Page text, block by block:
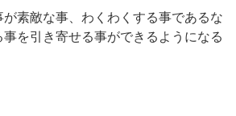
素敵な事、わくわくする事であるな
を引き寄せる事ができるようになる